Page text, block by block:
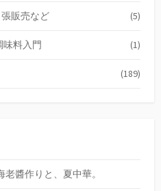
張販売など (5)
味料入門 (1)
(189)
老醬作りと、夏中華。